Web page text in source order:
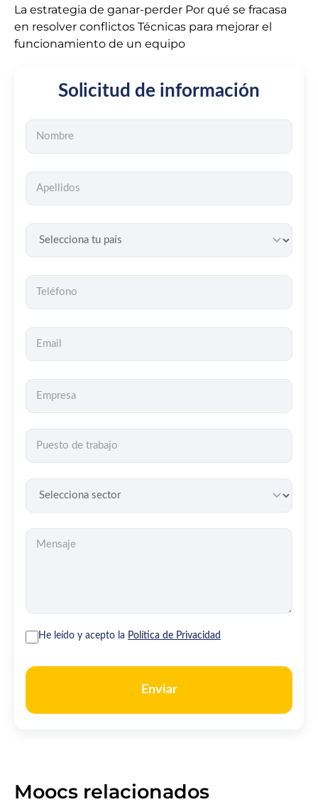
La estrategia de ganar-perder Por qué se fracasa
en resolver conflictos Técnicas para mejorar el
funcionamiento de un equipo
Solicitud de información
He leído y acepto la Política de Privacidad
Enviar
Moocs relacionados